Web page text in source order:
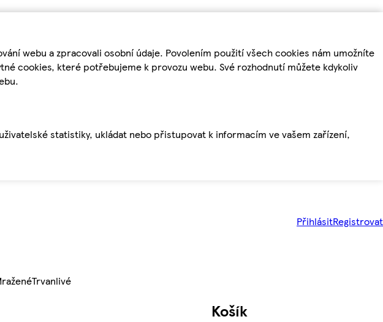
webu a zpracovali osobní údaje. Povolením použití všech cookies nám umožníte
cookies, které potřebujeme k provozu webu. Své rozhodnutí můžete kdykoliv
statistiky, ukládat nebo přistupovat k informacím ve vašem zařízení,
PřihlásitRegistrovat
Trvanlivé
Košík